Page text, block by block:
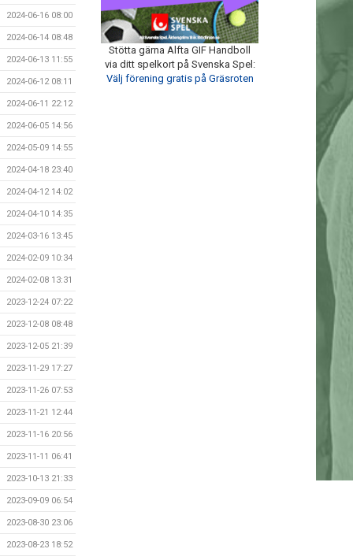
2024-06-16 08:00
2024-06-14 08:48
2024-06-13 11:55
2024-06-12 08:11
2024-06-11 22:12
2024-06-05 14:56
2024-05-09 14:55
2024-04-18 23:40
2024-04-12 14:02
2024-04-10 14:35
2024-03-16 13:45
2024-02-09 10:34
2024-02-08 13:31
2023-12-24 07:22
2023-12-08 08:48
2023-12-05 21:39
2023-11-29 17:27
2023-11-26 07:53
2023-11-21 12:44
2023-11-16 20:56
2023-11-11 06:41
2023-10-13 21:33
2023-09-09 06:54
2023-08-30 23:06
2023-08-23 18:52
Stötta gärna Alfta GIF Handboll
via ditt spelkort på Svenska Spel:
Välj förening gratis på Gräsroten